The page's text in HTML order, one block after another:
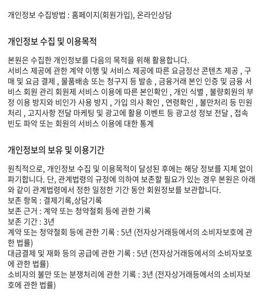
개인정보 수집방법 : 홈페이지(회원가입), 온라인상담
개인정보 수집 및 이용목적
본원은 수집한 개인정보를 다음의 목적을 위해 활용합니다.
서비스 제공에 관한 계약 이행 및 서비스 제공에 따른 요금정산 콘텐츠 제공 , 구
매 및 요금 결제 , 물품배송 또는 청구지 등 발송 , 금융거래 본인 인증 및 금융 서
비스 회원 관리 회원제 서비스 이용에 따른 본인확인 , 개인 식별 , 불량회원의 부
정 이용 방지와 비인가 사용 방지 , 가입 의사 확인 , 연령확인 , 불만처리 등 민원
처리 , 고지사항 전달 마케팅 및 광고에 활용 이벤트 등 광고성 정보 전달 , 접속
빈도 파악 또는 회원의 서비스 이용에 대한 통계
개인정보의 보유 및 이용기간
원칙적으로, 개인정보 수집 및 이용목적이 달성된 후에는 해당 정보를 지체 없이
파기합니다. 단, 관계법령의 규정에 의하여 보존할 필요가 있는 경우 본원은 아래
와 같이 관계법령에서 정한 일정한 기간 동안 회원정보를 보관합니다.
보존 항목 : 결제기록,상담기록
보존 근거 : 계약 또는 청약철회 등에 관한 기록
보존 기간 : 3년
계약 또는 청약철회 등에 관한 기록 : 5년 (전자상거래등에서의 소비자보호에 관
한 법률)
대금결제 및 재화 등의 공급에 관한 기록 : 5년 (전자상거래등에서의 소비자보호
에 관한 법률)
소비자의 불만 또는 분쟁처리에 관한 기록 : 3년 (전자상거래등에서의 소비자보
호에 관한 법률)